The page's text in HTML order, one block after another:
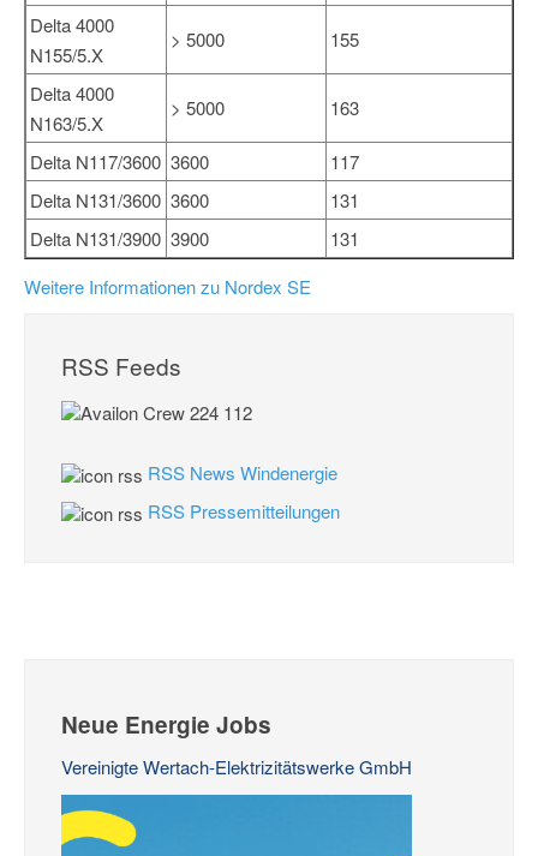
Delta 4000
N155/5.X
> 5000 155
Delta 4000
N163/5.X
> 5000 163
Delta N117/3600 3600
117
Delta N131/3600 3600
131
Delta N131/3900 3900
131
Weitere Informationen zu Nordex SE
RSS Feeds
RSS News Windenergie
RSS Pressemitteilungen
Neue Energie Jobs
Vereinigte Wertach-Elektrizitätswerke GmbH